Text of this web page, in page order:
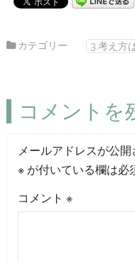
カテゴリー 3.考え方
コメントを
メールアドレスが公開
※が付いている欄は必
コメント ※